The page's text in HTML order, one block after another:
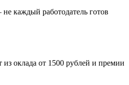
каждый работодатель готов
оклада от 1500 рублей и премии